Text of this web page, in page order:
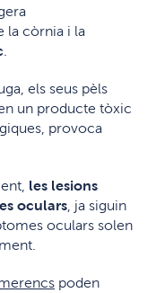
la còrnia i la
els seus pèls
un producte tòxic
provoca
les lesions
oculars , ja siguin
oculars solen
poden